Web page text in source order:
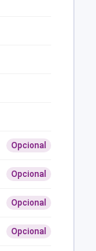
Opcional
Opcional
Opcional
Opcional